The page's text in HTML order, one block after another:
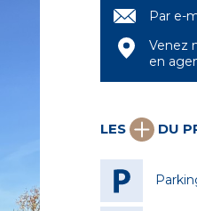
Par e-
Venez
en
LES DU